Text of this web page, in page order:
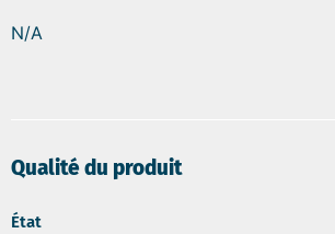
N/A
Qualité du produit
État